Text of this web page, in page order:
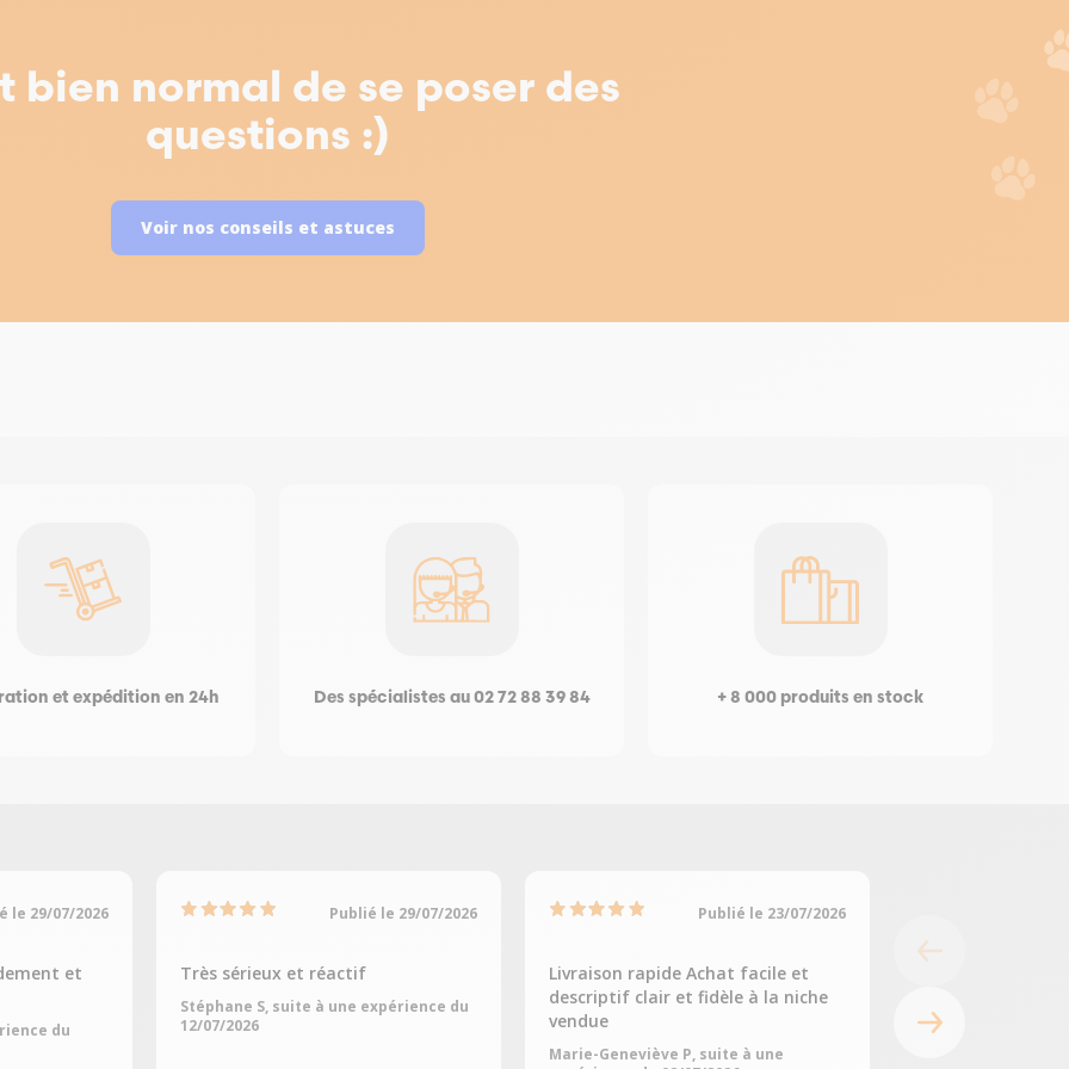
bien normal de se poser des
questions :)
Voir nos conseils et astuces
et expédition en 24h Des spécialistes au 02 72 88 39 84 + 8 000 produits en stock
le 29/07/2026
et
du
Publié le 29/07/2026
Très sérieux et réactif
Stéphane S, suite à une expérience du
12/07/2026
Publié le 23/07/2026
Livraison rapide Achat facile et
descriptif clair et fidèle à la niche
vendue
Marie-Geneviève P, suite à une
Fabienne C, suite
05/07/2026